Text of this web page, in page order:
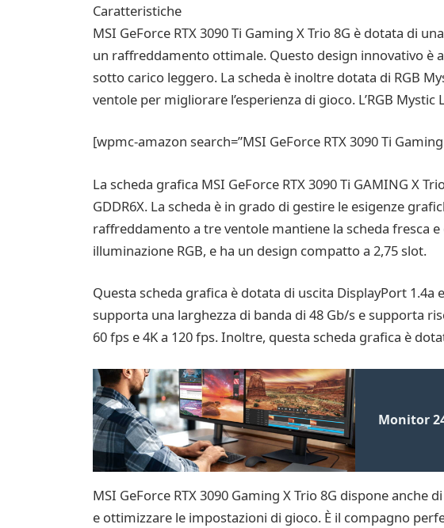
Caratteristiche
MSI GeForce RTX 3090 Ti Gaming X Trio 8G è dotata di
un raffreddamento ottimale. Questo design innovativo è
sotto carico leggero. La scheda è inoltre dotata di RGB
ventole per migliorare l’esperienza di gioco. L’RGB
[wpmc-amazon search=”MSI GeForce RTX 3090 Ti
La scheda grafica MSI GeForce RTX 3090 Ti GAMING X
GDDR6X. La scheda è in grado di gestire le esigenze
raffreddamento a tre ventole mantiene la scheda fresca
illuminazione RGB, e ha un design compatto a 2,75 slot.
Questa scheda grafica è dotata di uscita DisplayPort 1.4a
supporta una larghezza di banda di 48 Gb/s e supporta
60 fps e 4K a 120 fps. Inoltre, questa scheda grafica è
Monitor
MSI GeForce RTX 3090 Gaming X Trio 8G dispone
e ottimizzare le impostazioni di gioco. È il compagno